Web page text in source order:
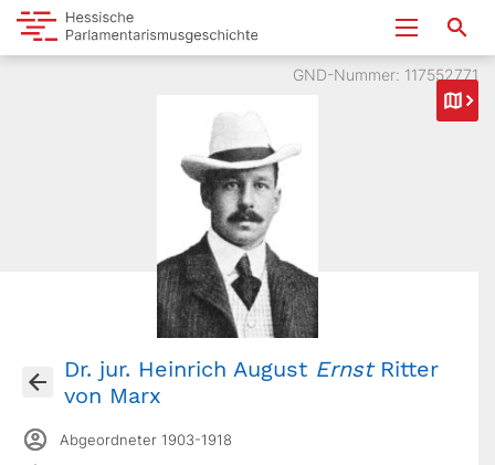
GND-Nummer: 117552771
Dr. jur. Heinrich August ErnstRitter
von Marx
Abgeordneter 1903-1918